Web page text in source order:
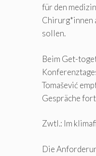
für den
Chirurg*innen
sollen.
Beim Get-
Tomašević
Gespräche
Zwtl.: Im
Die